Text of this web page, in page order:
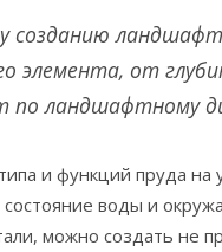
созданию
элемента, от
по ландшафтному
и функций пруда на
состояние воды и
можно создать не